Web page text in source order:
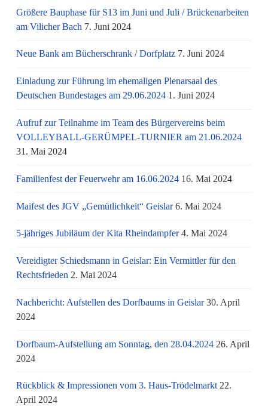
Größere Bauphase für S13 im Juni und Juli / Brü­cken­ar­bei­ten
am Vi­li­cher Bach 7. Juni 2024
Neue Bank am Bücherschrank / Dorfplatz 7. Juni 2024
Einladung zur Führung im ehemaligen Plenarsaal des
Deutschen Bundestages am 29.06.2024 1. Juni 2024
Aufruf zur Teilnahme im Team des Bürgervereins beim
VOLLEYBALL-GERÜMPEL-TURNIER am 21.06.2024
31. Mai 2024
Familienfest der Feuerwehr am 16.06.2024 16. Mai 2024
Maifest des JGV „Gemütlichkeit“ Geislar 6. Mai 2024
5-jähriges Jubiläum der Kita Rheindampfer 4. Mai 2024
Vereidigter Schiedsmann in Geislar: Ein Vermittler für den
Rechtsfrieden 2. Mai 2024
Nachbericht: Aufstellen des Dorfbaums in Geislar 30. April
2024
Dorfbaum-Aufstellung am Sonntag, den 28.04.2024 26. April
2024
Rückblick & Impressionen vom 3. Haus-Trödelmarkt 22.
April 2024